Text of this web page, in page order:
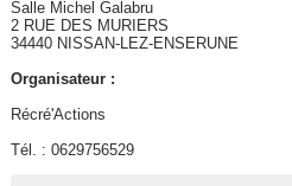
Salle Michel Galabru
2 RUE DES MURIERS
34440 NISSAN-LEZ-ENSERUNE
Organisateur :
Récré'Actions
Tél. : 0629756529